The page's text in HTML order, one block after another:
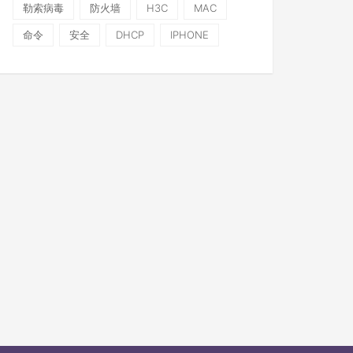
勒索病毒 防火墙 H3C MAC
命令 安全 DHCP IPHONE